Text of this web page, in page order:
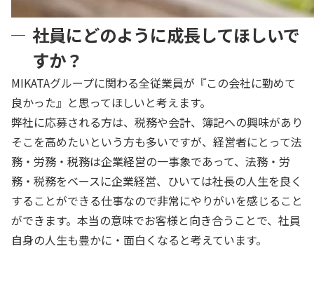
社員にどのように成長してほしいで
すか？
MIKATAグループに関わる全従業員が『この会社に勤めて
良かった』と思ってほしいと考えます。
弊社に応募される方は、税務や会計、簿記への興味があり
そこを高めたいという方も多いですが、経営者にとって法
務・労務・税務は企業経営の一事象であって、法務・労
務・税務をベースに企業経営、ひいては社長の人生を良く
することができる仕事なので非常にやりがいを感じること
ができます。本当の意味でお客様と向き合うことで、社員
自身の人生も豊かに・面白くなると考えています。